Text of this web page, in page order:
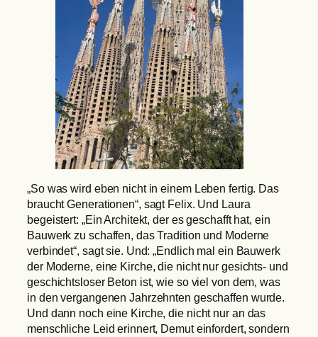
„So was wird eben nicht in einem Leben fertig. Das
braucht Generationen“, sagt Felix. Und Laura
begeistert: „Ein Architekt, der es geschafft hat, ein
Bauwerk zu schaffen, das Tradition und Moderne
verbindet“, sagt sie. Und: „Endlich mal ein Bauwerk
der Moderne, eine Kirche, die nicht nur gesichts- und
geschichtsloser Beton ist, wie so viel von dem, was
in den vergangenen Jahrzehnten geschaffen wurde.
Und dann noch eine Kirche, die nicht nur an das
menschliche Leid erinnert, Demut einfordert, sondern